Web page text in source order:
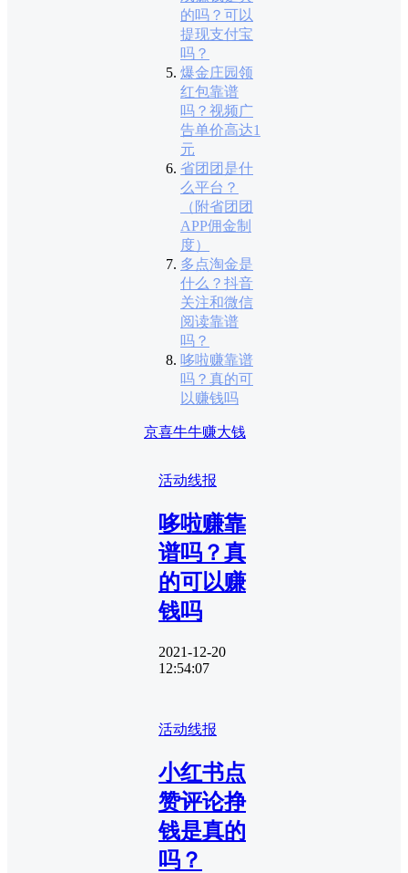
的吗？可以
提现支付宝
吗？
爆金庄园领
红包靠谱
吗？视频广
告单价高达1
元
省团团是什
么平台？
（附省团团
APP佣金制
度）
多点淘金是
什么？抖音
关注和微信
阅读靠谱
吗？
哆啦赚靠谱
吗？真的可
以赚钱吗
京喜牛牛赚大钱
活动线报
哆啦赚靠
谱吗？真
的可以赚
钱吗
2021-12-20
12:54:07
活动线报
小红书点
赞评论挣
钱是真的
吗？